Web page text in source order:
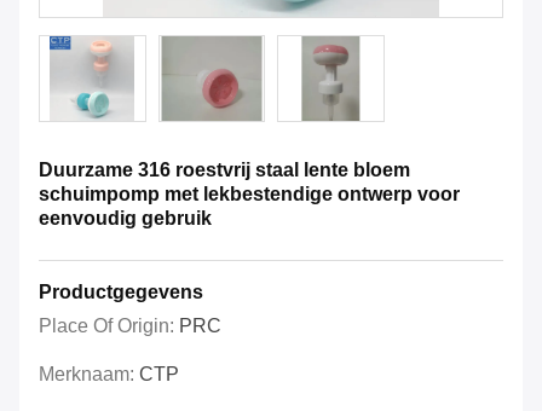
Duurzame 316 roestvrij staal lente bloem
schuimpomp met lekbestendige ontwerp voor
eenvoudig gebruik
Productgegevens
Place Of Origin: PRC
Merknaam: CTP